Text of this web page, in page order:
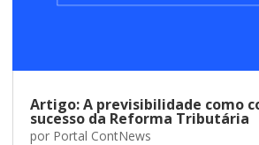
Artigo: A previsibilidade como
sucesso da Reforma Tributária
por Portal ContNews